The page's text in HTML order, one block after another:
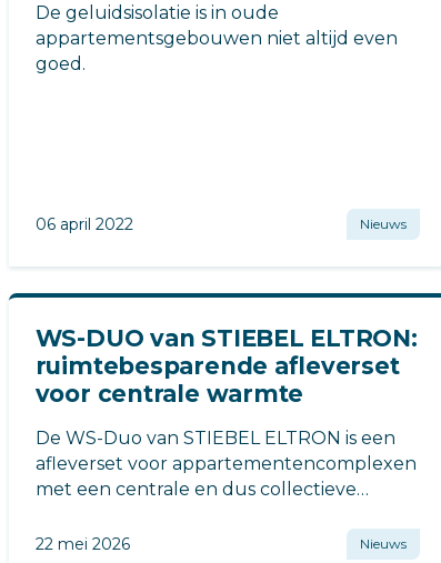
De geluidsisolatie is in oude
appartementsgebouwen niet altijd even
goed.
06 april 2022 Nieuws
WS-DUO van STIEBEL ELTRON:
ruim­te­be­spa­ren­de afleverset
voor centrale warmte
De WS-Duo van STIEBEL ELTRON is een
afleverset voor appartementencomplexen
met een centrale en dus collectieve
22 mei 2026 Nieuws